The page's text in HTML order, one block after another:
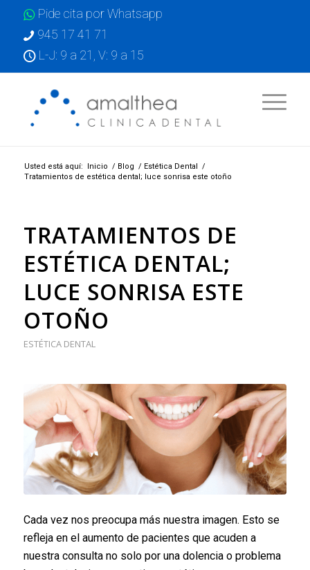
Pide cita por Whatsapp
945 17 41 71
L-J: 9 a 21, V: 9 a 15
Usted está aquí: Inicio / Blog / Estética Dental /
Tratamientos de estética dental; luce sonrisa este otoño
TRATAMIENTOS DE
ESTÉTICA DENTAL;
LUCE SONRISA ESTE
OTOÑO
ESTÉTICA DENTAL
Cada vez nos preocupa más nuestra imagen. Esto se
refleja en el aumento de pacientes que acuden a
nuestra consulta no solo por una dolencia o problema